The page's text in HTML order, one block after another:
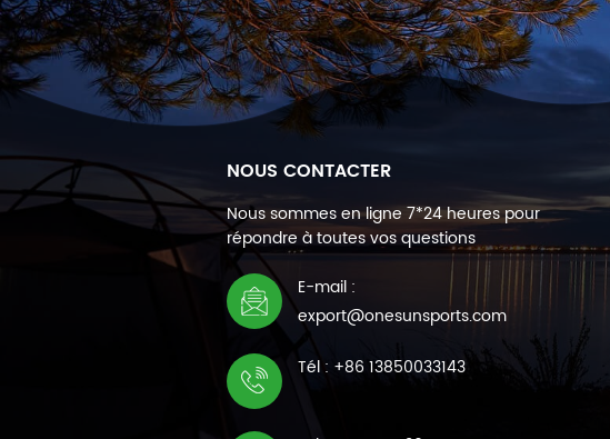
NOUS CONTACTER
Nous sommes en ligne 7*24 heures pour
répondre à toutes vos questions
E-mail :
export@onesunsports.com
Tél : +86 13850033143